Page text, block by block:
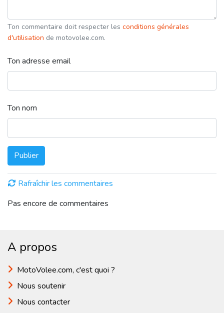
Ton commentaire doit respecter les conditions générales
d'utilisation de motovolee.com.
Ton adresse email
Ton nom
Publier
Rafraîchir les commentaires
Pas encore de commentaires
A propos
MotoVolee.com, c'est quoi ?
Nous soutenir
Nous contacter